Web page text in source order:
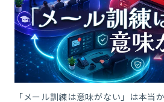
「メール訓練は意味がない」は本当